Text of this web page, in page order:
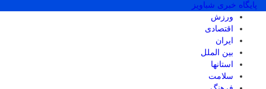
پایگاه خبری شباویز
ورزش
اقتصادی
ایران
بین الملل
استانها
سلامت